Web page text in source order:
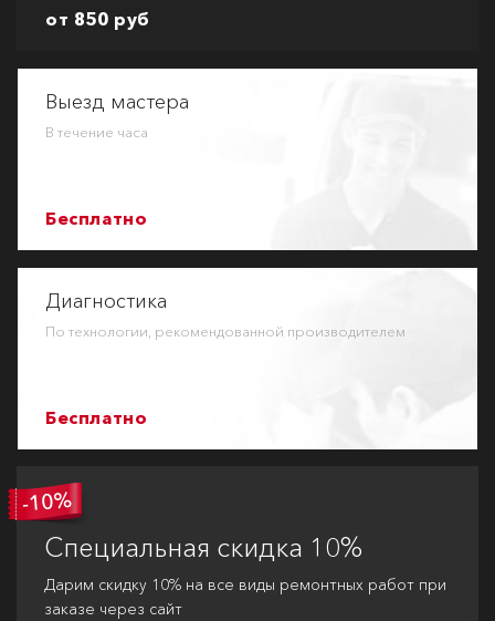
от 850 руб
Выезд мастера
В течение часа
Бесплатно
Диагностика
По технологии, рекомендованной производителем
Бесплатно
Специальная скидка 10%
Дарим скидку 10% на все виды ремонтных работ при
заказе через сайт